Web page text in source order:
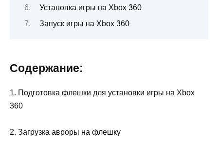
Установка игры на Xbox 360
Запуск игры на Xbox 360
Содержание:
1. Подготовка флешки для установки игры на Xbox
360
2. Загрузка авроры на флешку